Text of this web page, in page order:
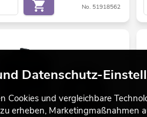
No. 51918562
Datenschutz-
Cookies und vergleichbare
erheben, Marketingmaßnahmen